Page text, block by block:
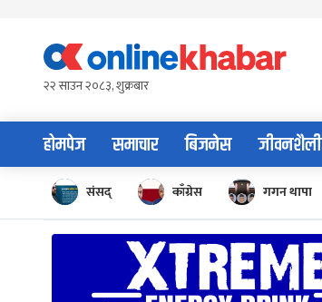
content२२ साउन २०८३, शुक्रबार
होमपेज समाचार बिजनेस जीवनशैली
संसद् काँग्रेस गगन थापा